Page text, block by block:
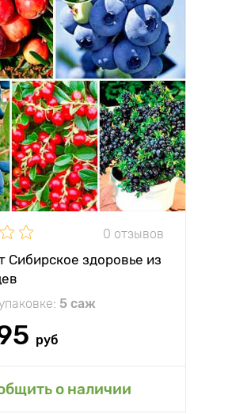
0 отзывов
Сибирское здоровье из
5 саж
руб
о наличии